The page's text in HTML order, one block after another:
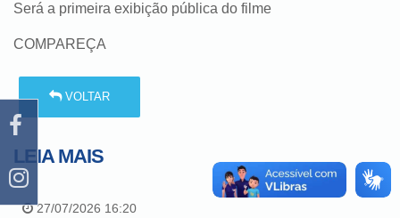
Será a primeira exibição pública do filme
COMPAREÇA
VOLTAR
LEIA MAIS
27/07/2026 16:20